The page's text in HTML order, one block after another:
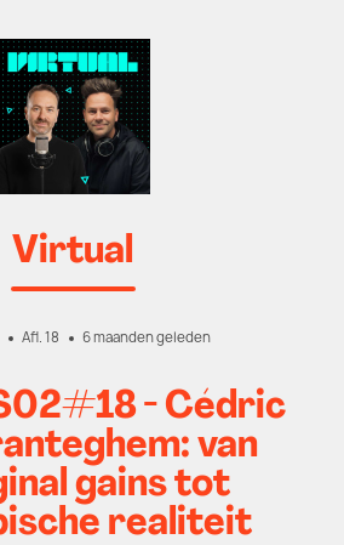
Virtual
Afl. 18 6 maanden geleden
- Cédric
van
gains tot
realiteit